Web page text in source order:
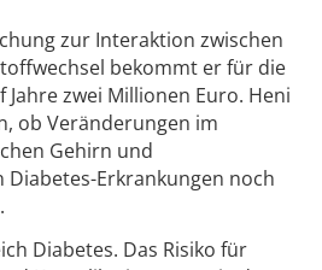
zur Interaktion zwischen
bekommt er für die
Jahre zwei Millionen Euro. Heni
ob Veränderungen im
Gehirn und
Erkrankungen noch
Diabetes. Das Risiko für